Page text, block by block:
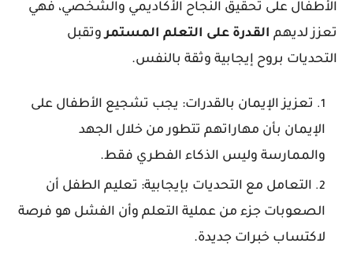
الأطفال على تحقيق النجاح الأكاديمي والشخصي، فهي
تعزز لديهم القدرة على التعلم المستمروتقبل
التحديات بروح إيجابية وثقة بالنفس.
تعزيز الإيمان بالقدرات: يجب تشجيع الأطفال على
الإيمان بأن مهاراتهم تتطور من خلال الجهد
والممارسة وليس الذكاء الفطري فقط.
التعامل مع التحديات بإيجابية: تعليم الطفل أن
الصعوبات جزء من عملية التعلم وأن الفشل هو فرصة
لاكتساب خبرات جديدة.